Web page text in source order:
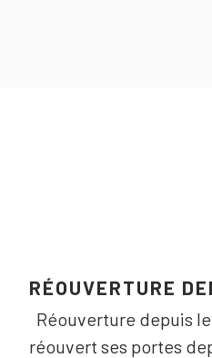
RÉOUVERTURE
Réouverture depuis le
réouvert ses portes